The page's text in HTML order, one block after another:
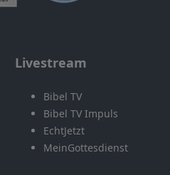
Livestream
Bibel TV
Bibel TV Impuls
EchtJetzt
MeinGottesdienst